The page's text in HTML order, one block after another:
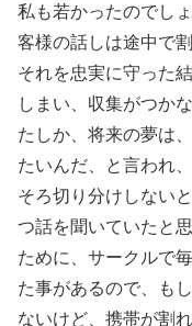
私も若かったのでし
客様の話しは途中で
それを忠実に守った
しまい、収集がつか
たしか、将来の夢は
たいんだ、と言われ
そろ切り分けしない
つ話を聞いていたと
ために、サークルで
た事があるので、も
ないけど、携帯が割